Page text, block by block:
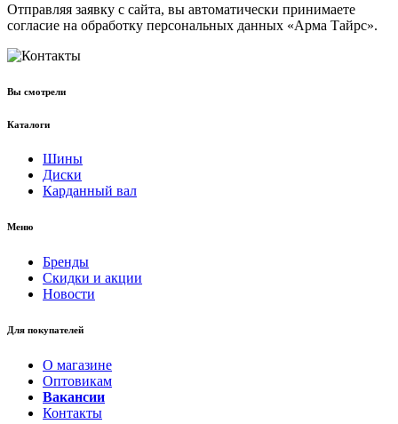
Отправляя заявку с сайта, вы автоматически принимаете
согласие на обработку персональных данных «Арма Тайрс».
Вы смотрели
Каталоги
Шины
Диски
Карданный вал
Меню
Бренды
Скидки и акции
Новости
Для покупателей
О магазине
Оптовикам
Вакансии
Контакты